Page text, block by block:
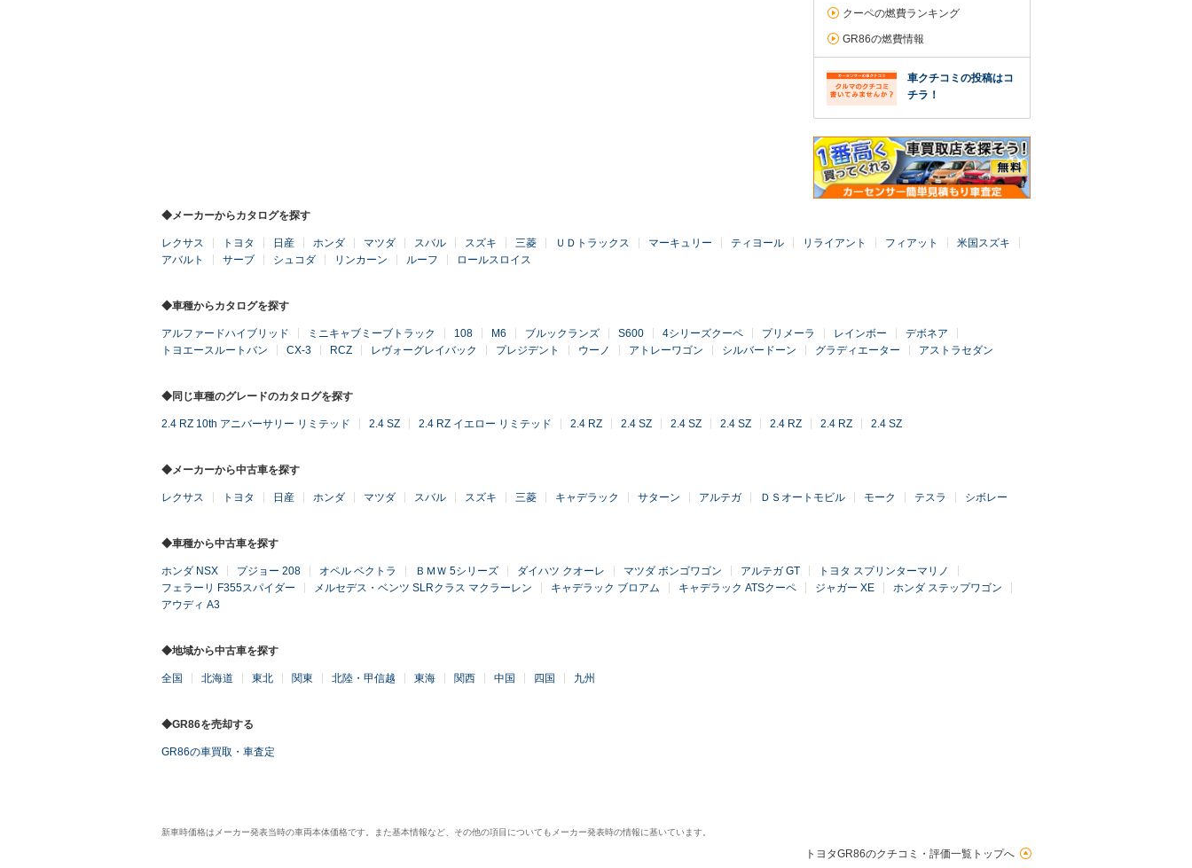
クーペの燃費ランキング
GR86の燃費情報
車クチコミの投稿はコ
チラ！
◆メーカーからカタログを探す
レクサス トヨタ 日産 ホンダ マツダ スバル スズキ 三菱 ＵＤトラックス マーキュリー ティヨール リライアント フィアット
米国スズキ
アバルト
サーブ シュコダ リンカーン ルーフ ロールスロイス
◆車種からカタログを探す
アルファードハイブリッド ミニキャブミーブトラック 108 M6 ブルックランズ S600 4シリーズクーペ プリメーラ レインボー
デボネア
トヨエースルートバン
CX-3 RCZ レヴォーグレイバック プレジデント ウーノ アトレーワゴン シルバードーン グラディエーター アストラセダン
◆同じ車種のグレードのカタログを探す
2.4 RZ 10th アニバーサリー リミテッド 2.4 SZ 2.4 RZ イエロー リミテッド 2.4 RZ 2.4 SZ 2.4 SZ 2.4 SZ 2.4 RZ 2.4 RZ 2.4 SZ
◆メーカーから中古車を探す
レクサス トヨタ 日産 ホンダ マツダ スバル スズキ 三菱 キャデラック サターン アルテガ ＤＳオートモビル モーク テスラ シボレー
◆車種から中古車を探す
ホンダ NSX プジョー 208 オペル ベクトラ ＢＭＷ 5シリーズ ダイハツ クオーレ マツダ ボンゴワゴン アルテガ GT
トヨタ スプリンターマリノ
フェラーリ F355スパイダー
メルセデス・ベンツ SLRクラス マクラーレン キャデラック ブロアム キャデラック ATSクーペ ジャガー XE
ホンダ ステップワゴン
アウディ A3
◆地域から中古車を探す
全国 北海道 東北 関東 北陸・甲信越 東海 関西 中国 四国 九州
◆GR86を売却する
GR86の車買取・車査定
新車時価格はメーカー発表当時の車両本体価格です。また基本情報など、その他の項目についてもメーカー発表時の情報に基いています。
トヨタGR86のクチコミ・評価一覧トップへ